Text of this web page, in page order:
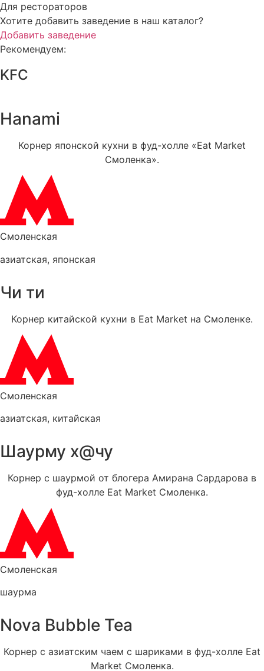
Для рестораторов
Хотите добавить заведение в наш каталог?
Добавить заведение
Рекомендуем:
KFC
Hanami
Корнер японской кухни в фуд-холле «Eat Market
Смоленка».
Смоленская
азиатская, японская
Чи ти
Корнер китайской кухни в Eat Market на Смоленке.
Смоленская
азиатская, китайская
Шаурму х@чу
Корнер с шаурмой от блогера Амирана Сардарова в
фуд-холле Eat Market Смоленка.
Смоленская
шаурма
Nova Bubble Tea
Корнер с азиатским чаем с шариками в фуд-холле Eat
Market Смоленка.